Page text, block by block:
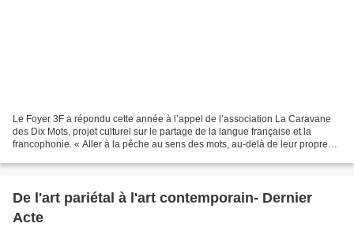
Le Foyer 3F a répondu cette année à l’appel de l’association La Caravane
des Dix Mots, projet culturel sur le partage de la langue française et la
francophonie. « Aller à la pêche au sens des mots, au-delà de leur propre
De l'art pariétal à l'art contemporain- Dernier
Acte